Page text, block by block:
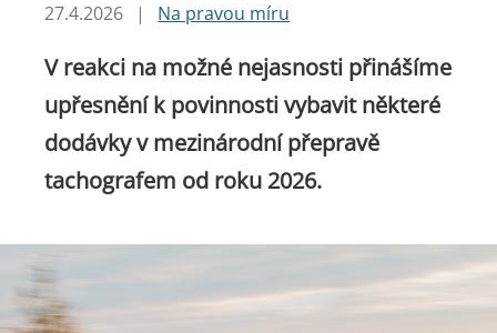
27.4.2026 | Na pravou míru
V reakci na možné nejasnosti přinášíme
upřesnění k povinnosti vybavit některé
dodávky v mezinárodní přepravě
tachografem od roku 2026.